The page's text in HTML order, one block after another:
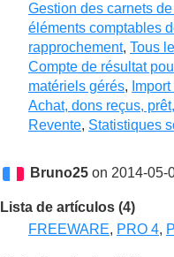
Gestion des carnets
éléments comptables
rapprochement, Tous
Compte de résultat
matériels gérés,
Achat, dons reçus,
Revente, Statistiques
Bruno25 on 2014-05-
Lista de artículos (4)
FREEWARE, PRO 4,